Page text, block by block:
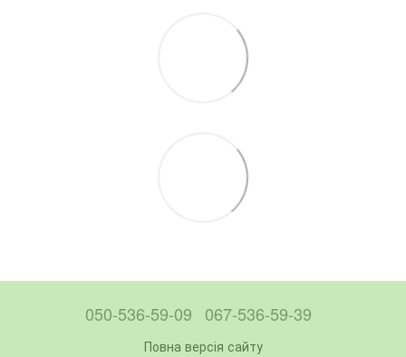
050-536-59-09 067-536-59-39
Повна версія сайту